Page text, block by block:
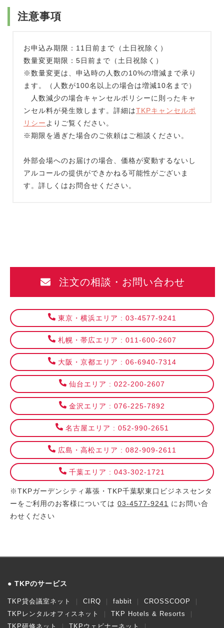
注意事項
お申込み期限：11日前まで（土日祝除く）
数量変更期限：5日前まで（土日祝除く）
※数量変更は、申込時の人数の10%の増減まで承り
ます。（人数が100名以上の場合は増減10名まで）
人数減少の場合キャンセルポリシーに則ったキャ
ンセル料が発生致します。詳細はTKPキャンセルポ
リシー よりご覧ください。
※期限を過ぎた場合のご依頼はご相談ください。
外部会場へのお届けの場合、価格が変動するないし
アルコールの提供ができかねる可能性がございま
す。詳しくはお問合せください。
注文の相談・お問い合わせ
東京・横浜エリア : 03-4577-9241
札幌・帯広エリア : 011-600-2607
大阪・京都エリア : 06-6940-7314
仙台エリア : 022-200-2607
金沢エリア : 076-225-7892
名古屋エリア : 052-990-2651
広島・高松エリア : 082-909-2611
千葉エリア : 043-302-1721
※TKPガーデンシティ幕張・TKP千葉駅東口ビジネスセンタ
ーをご利用のお客様については 03-4577-9241
にお問い合
わせください
TKPのサービス
TKP貸会議室ネット CIRQ fabbit
CROSSCOOP
TKPレンタルオフィスネット
TKP Hotels & Resorts
TKP研修ネット
TKPウェビナーネット